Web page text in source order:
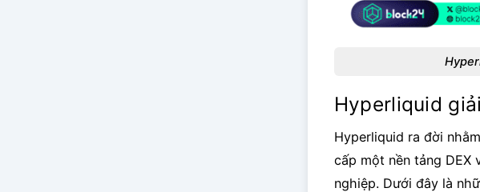
Hyperliquid
Hyperliquid ra đời
cấp một nền tảng
nghiệp. Dưới đây là